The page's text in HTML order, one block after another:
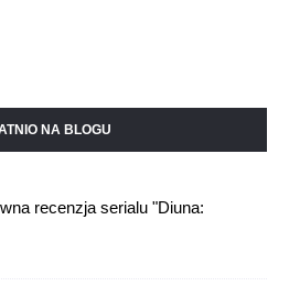
NA BLOGU
recenzja serialu "Diuna: